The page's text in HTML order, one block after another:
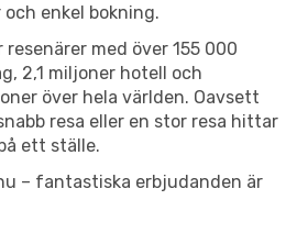
enkel bokning.
med över 155 000
2,1 miljoner hotell och
över hela världen. Oavsett
resa eller en stor resa hittar
ett ställe.
– fantastiska erbjudanden är